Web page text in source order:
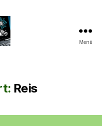
Menü
Reis